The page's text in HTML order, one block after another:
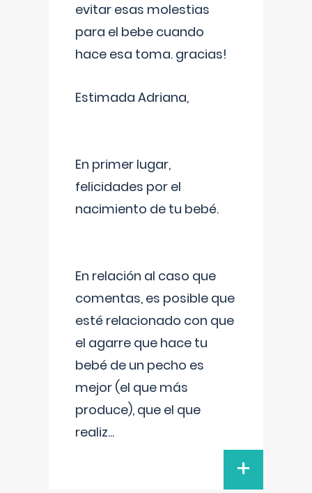
evitar esas molestias
para el bebe cuando
hace esa toma. gracias!
Estimada Adriana,
En primer lugar,
felicidades por el
nacimiento de tu bebé.
En relación al caso que
comentas, es posible que
esté relacionado con que
el agarre que hace tu
bebé de un pecho es
mejor (el que más
produce), que el que
realiz...
+